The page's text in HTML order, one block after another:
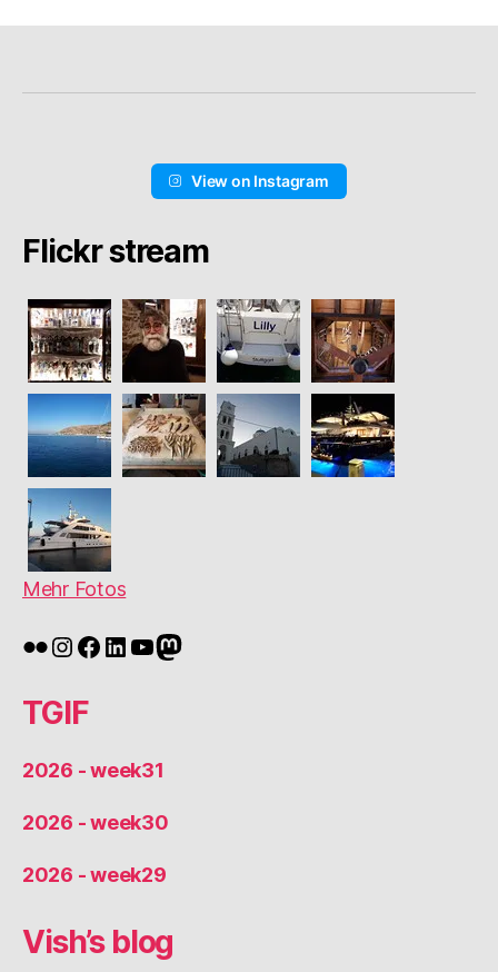
View on Instagram
Flickr stream
Mehr Fotos
Flickr
Instagram
Facebook
LinkedIn
YouTube
Mastodon
TGIF
2026 - week31
2026 - week30
2026 - week29
Vish’s blog